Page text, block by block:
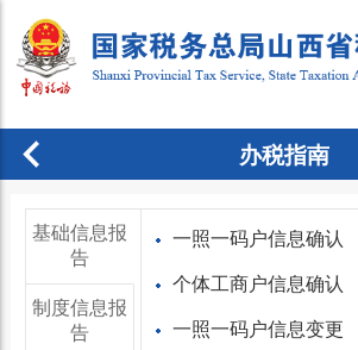
办税指南
基础信息报
告
制度信息报
告
一照一码户信息确认
个体工商户信息确认
一照一码户信息变更